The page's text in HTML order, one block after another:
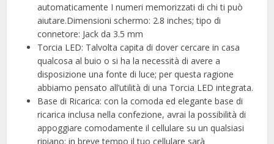
automaticamente I numeri memorizzati di chi ti può
aiutare.Dimensioni schermo: 2.8 inches; tipo di
connetore: Jack da 3.5 mm
Torcia LED: Talvolta capita di dover cercare in casa
qualcosa al buio o si ha la necessità di avere a
disposizione una fonte di luce; per questa ragione
abbiamo pensato all’utilità di una Torcia LED integrata.
Base di Ricarica: con la comoda ed elegante base di
ricarica inclusa nella confezione, avrai la possibilità di
appoggiare comodamente il cellulare su un qualsiasi
ripiano; in breve tempo il tuo cellulare sarà